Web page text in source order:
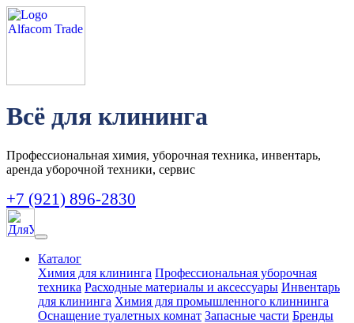
Всё для клининга
Профессиональная химия, уборочная техника, инвентарь,
аренда уборочной техники, сервис
+7 (921) 896-2830
Каталог
Химия для клининга Профессиональная уборочная
техника Расходные материалы и аксессуары Инвентарь
для клининга Химия для промышленного клиннинга
Оснащение туалетных комнат Запасные части Бренды